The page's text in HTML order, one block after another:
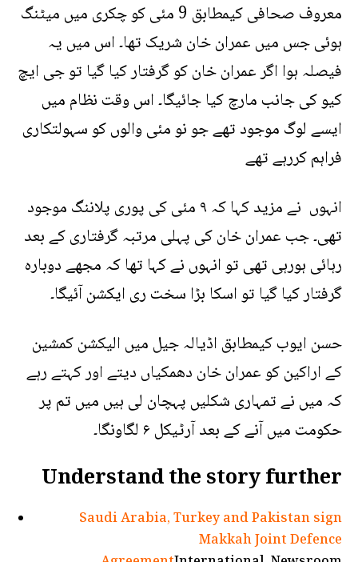
معروف صحافی کیمطابق 9 مئی کو چکری میں میٹنگ
ہوئی جس میں عمران خان شریک تھا۔ اس میں یہ
فیصلہ ہوا اگر عمران خان کو گرفتار کیا گیا تو جی ایچ
کیو کی جانب مارچ کیا جائیگا۔ اس وقت نظام میں
ایسے لوگ موجود تھے جو نو مئی والوں کو سہولتکاری
فراہم کررہے تھے
انہوں نے مزید کہا کہ ۹ مئی کی پوری پلاننگ موجود
تھی۔ جب عمران خان کی پہلی مرتبہ گرفتاری کے بعد
رہائی ہورہی تھی تو انہوں نے کہا تھا کہ مجھے دوبارہ
گرفتار کیا گیا تو اسکا بڑا سخت ری ایکشن آئیگا۔
حسن ایوب کیمطابق اڈیالہ جیل میں الیکشن کمشین
کے اراکین کو عمران خان دھمکیاں دیتے اور کہتے رہے
کہ میں نے تمہاری شکلیں پہچان لی ہیں میں تم پر
حکومت میں آنے کے بعد آرٹیکل ۶ لگاونگا۔
Understand the story further
Saudi Arabia, Turkey and Pakistan sign
Makkah Joint Defence